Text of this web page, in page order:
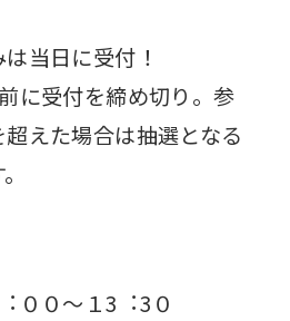
当日に受付！
受付を締め切り。参
えた場合は抽選となる
０〜１3︓3０